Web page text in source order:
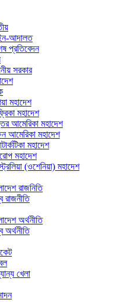
আদালত
প্রতিবেদন
সরকার
মহাদেশ
মহাদেশ
আমেরিকা মহাদেশ
আমেরিকা মহাদেশ
মহাদেশ
মহাদেশ
(ওশেনিয়া) মহাদেশ
রাজনিতি
রাজনীতি
অর্থনীতি
অর্থনীতি
খেলা